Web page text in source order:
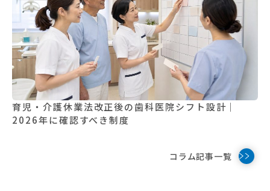
育児・介護休業法改正後の歯科医院シフト設計｜
2026年に確認すべき制度
コラム記事一覧